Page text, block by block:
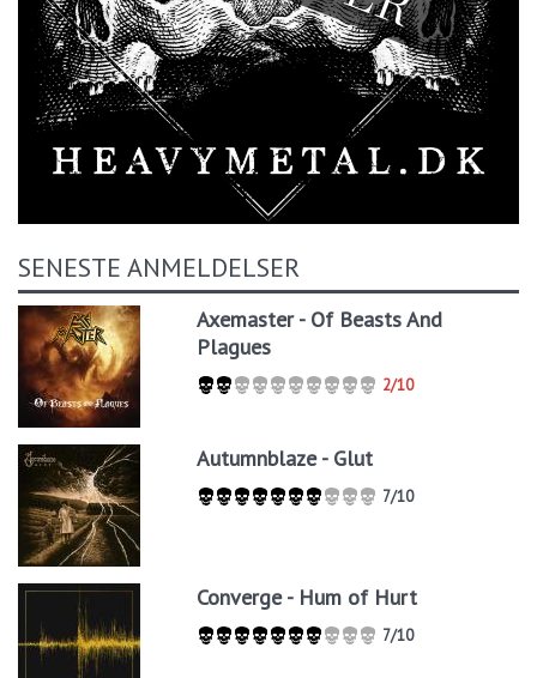
SENESTE ANMELDELSER
Axemaster - Of Beasts And
Plagues
2/10
Autumnblaze - Glut
7/10
Converge - Hum of Hurt
7/10